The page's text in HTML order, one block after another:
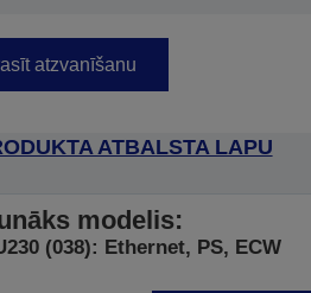
atzvanīšanu
ATBALSTA LAPU
modelis:
(038): Ethernet, PS, ECW